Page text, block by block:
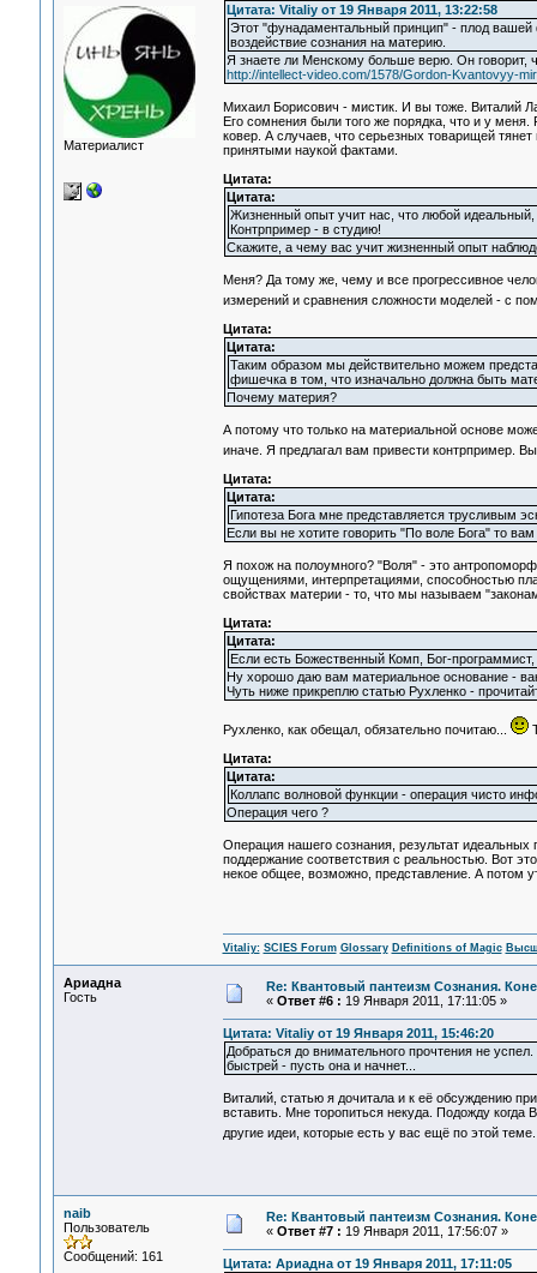
Материалист
Цитата: Vitaliy от 19 Января 2011, 13:22:58
Этот "фунадаментальный принцип" - плод вашей
воздействие сознания на материю.
Я знаете ли Менскому больше верю. Он говорит,
http://intellect-video.com/1578/Gordon-Kvantovyy-
Михаил Борисович - мистик. И вы тоже. Виталий
Его сомнения были того же порядка, что и у
ковер. А случаев, что серьезных товарищей
принятыми наукой фактами.
Цитата:
Цитата:
Жизненный опыт учит нас, что любой
Контрпример - в студию!
Скажите, а чему вас учит жизненный опыт
Меня? Да тому же, чему и все прогрессивное
измерений и сравнения сложности моделей - с
Цитата:
Цитата:
Таким образом мы действительно можем
фишечка в том, что изначально должна быть
Почему материя?
А потому что только на материальной основе
иначе. Я предлагал вам привести контрпример.
Цитата:
Цитата:
Гипотеза Бога мне представляется трусливым
Если вы не хотите говорить "По воле Бога" то
Я похож на полоумного? "Воля" - это
ощущениями, интерпретациями, способностью
свойствах материи - то, что мы называем
Цитата:
Цитата:
Если есть Божественный Комп, Бог-
Ну хорошо даю вам материальное основание -
Чуть ниже прикреплю статью Рухленко -
Рухленко, как обещал, обязательно почитаю...
Цитата:
Цитата:
Коллапс волновой функции - операция чисто
Операция чего ?
Операция нашего сознания, результат
поддержание соответствия с реальностью. Вот
некое общее, возможно, представление. А потом
Vitaliy: SCIES Forum Glossary Definitions of Magic
Ариадна
Гость
Re: Квантовый пантеизм Сознания.
« Ответ #6 : 19 Января 2011, 17:11:05 »
Цитата: Vitaliy от 19 Января 2011, 15:46:20
Добраться до внимательного прочтения не
быстрей - пусть она и начнет...
Виталий, статью я дочитала и к её обсуждению
вставить. Мне торопиться некуда. Подожду
другие идеи, которые есть у вас ещё по этой
naib
Пользователь
Сообщений: 161
Re: Квантовый пантеизм Сознания.
« Ответ #7 : 19 Января 2011, 17:56:07 »
Цитата: Ариадна от 19 Января 2011, 17:11:05